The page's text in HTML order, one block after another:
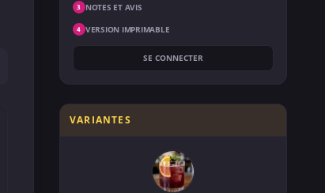
3 NOTES ET AVIS
4 VERSION IMPRIMABLE
SE CONNECTER
VARIANTES